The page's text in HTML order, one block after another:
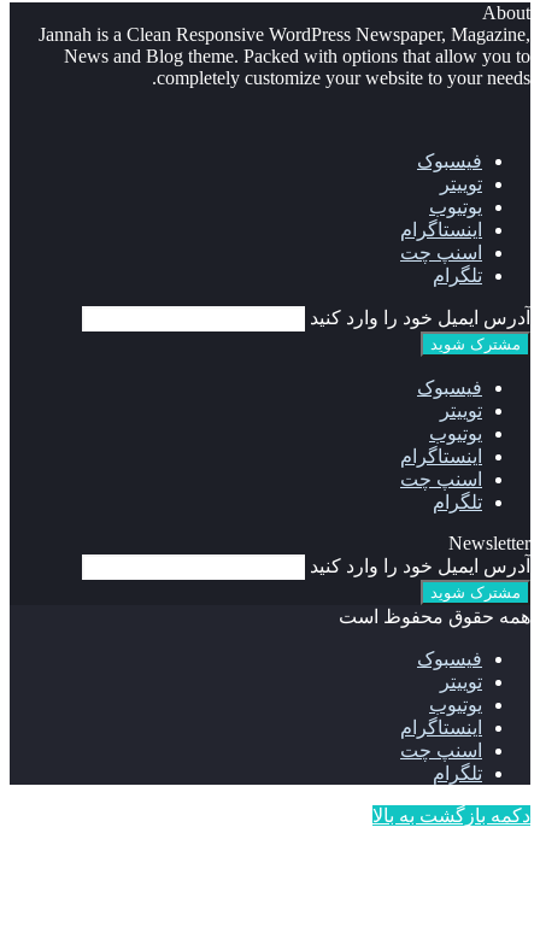
About
Jannah is a Clean Responsive WordPress Newspaper, Magazine,
News and Blog theme. Packed with options that allow you to
completely customize your website to your needs.
فیسبوک
توییتر
یوتیوب
اینستاگرام
اسنپ چت
تلگرام
آدرس ایمیل خود را وارد کنید
فیسبوک
توییتر
یوتیوب
اینستاگرام
اسنپ چت
تلگرام
Newsletter
آدرس ایمیل خود را وارد کنید
همه حقوق محفوظ است
فیسبوک
توییتر
یوتیوب
اینستاگرام
اسنپ چت
تلگرام
دکمه بازگشت به بالا